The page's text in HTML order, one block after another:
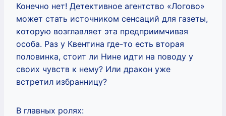
Конечно нет! Детективное агентство «Логово»
может стать источником сенсаций для газеты,
которую возглавляет эта предприимчивая
особа. Раз у Квентина где-то есть вторая
половинка, стоит ли Нине идти на поводу у
своих чувств к нему? Или дракон уже
встретил избранницу?
В главных ролях: